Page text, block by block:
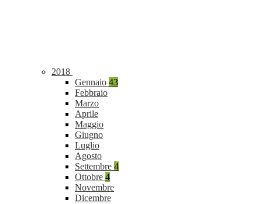
2018
Gennaio 43
Febbraio
Marzo
Aprile
Maggio
Giugno
Luglio
Agosto
Settembre 4
Ottobre 4
Novembre
Dicembre